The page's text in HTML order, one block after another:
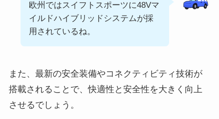
欧州ではスイフトスポーツに48Vマ
イルドハイブリッドシステムが採
用されているね。
また、最新の安全装備やコネクティビティ技術が
搭載されることで、快適性と安全性を大きく向上
させるでしょう。